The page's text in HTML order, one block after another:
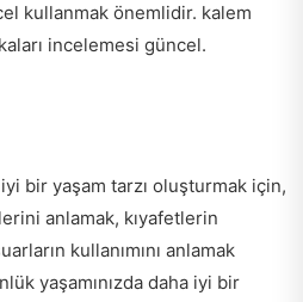
kullanmak önemlidir. kalem
incelemesi güncel.
iyi bir yaşam tarzı oluşturmak için,
anlamak, kıyafetlerin
kullanımını anlamak
yaşamınızda daha iyi bir